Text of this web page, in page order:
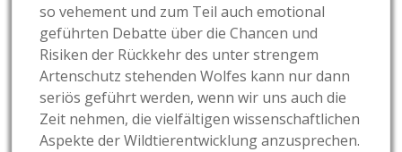
so vehement und zum Teil auch emotional
geführten Debatte über die Chancen und
Risiken der Rückkehr des unter strengem
Artenschutz stehenden Wolfes kann nur dann
seriös geführt werden, wenn wir uns auch die
Zeit nehmen, die vielfältigen wissenschaftlichen
Aspekte der Wildtierentwicklung anzusprechen.